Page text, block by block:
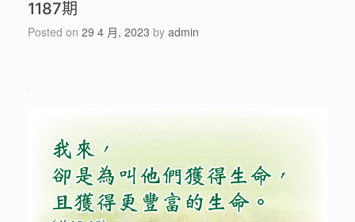
1187期
Posted on 29 4 月, 2023 by admin